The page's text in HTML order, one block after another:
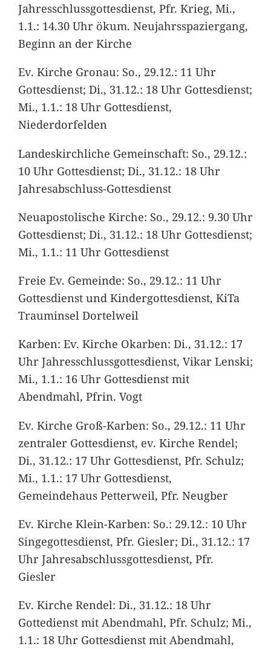
Jahresschlussgottesdienst, Pfr. Krieg, Mi.,
1.1.: 14.30 Uhr ökum. Neujahrsspaziergang,
Beginn an der Kirche
Ev. Kirche Gronau: So., 29.12.: 11 Uhr
Gottesdienst; Di., 31.12.: 18 Uhr Gottesdienst;
Mi., 1.1.: 18 Uhr Gottesdienst,
Niederdorfelden
Landeskirchliche Gemeinschaft: So., 29.12.:
10 Uhr Gottesdienst; Di., 31.12.: 18 Uhr
Jahresabschluss-Gottesdienst
Neuapostolische Kirche: So., 29.12.: 9.30 Uhr
Gottesdienst; Di., 31.12.: 18 Uhr Gottesdienst;
Mi., 1.1.: 11 Uhr Gottesdienst
Freie Ev. Gemeinde: So., 29.12.: 11 Uhr
Gottesdienst und Kindergottesdienst, KiTa
Trauminsel Dortelweil
Karben: Ev. Kirche Okarben: Di., 31.12.: 17
Uhr Jahresschlussgottesdienst, Vikar Lenski;
Mi., 1.1.: 16 Uhr Gottesdienst mit
Abendmahl, Pfrin. Vogt
Ev. Kirche Groß-Karben: So., 29.12.: 11 Uhr
zentraler Gottesdienst, ev. Kirche Rendel;
Di., 31.12.: 17 Uhr Gottesdienst, Pfr. Schulz;
Mi., 1.1.: 17 Uhr Gottesdienst,
Gemeindehaus Petterweil, Pfr. Neugber
Ev. Kirche Klein-Karben: So.: 29.12.: 10 Uhr
Singegottesdienst, Pfr. Giesler; Di., 31.12.: 17
Uhr Jahresabschlussgottesdienst, Pfr.
Giesler
Ev. Kirche Rendel: Di., 31.12.: 18 Uhr
Gottedienst mit Abendmahl, Pfr. Schulz; Mi.,
1.1.: 18 Uhr Gottesdienst mit Abendmahl,